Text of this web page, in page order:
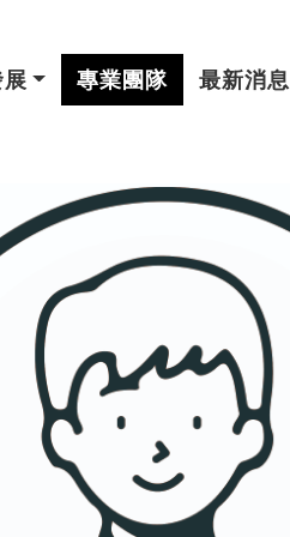
專業團隊 最新消息